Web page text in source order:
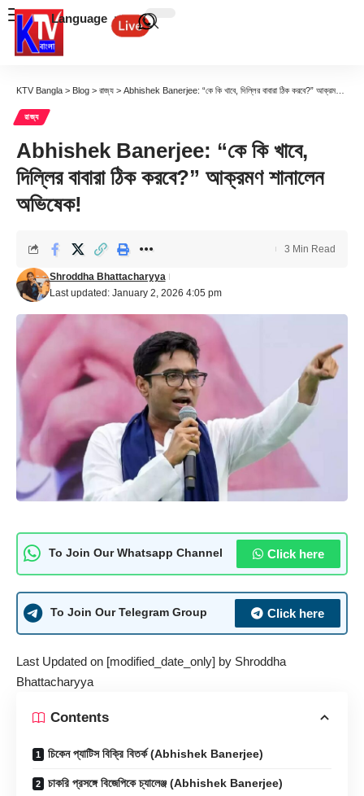
Language
KTV Bangla > Blog > রাজ্য > Abhishek Banerjee: “কে কি খাবে, দিল্লির বাবারা ঠিক করবে?” আক্রমণ শানালেন অভিষেক!
রাজ্য
Abhishek Banerjee: “কে কি খাবে,
দিল্লির বাবারা ঠিক করবে?” আক্রমণ শানালেন
অভিষেক!
Last updated: January 2, 2026 4:05 pm
Shroddha Bhattacharyya
3 Min Read
To Join Our Whatsapp Channel Click here
To Join Our Telegram Group Click here
Last Updated on [modified_date_only] by Shroddha
Bhattacharyya
Contents
চিকেন প্যাটিস বিক্রি বিতর্ক (Abhishek Banerjee)
চাকরি প্রসঙ্গে বিজেপিকে চ্যালেঞ্জ (Abhishek Banerjee)